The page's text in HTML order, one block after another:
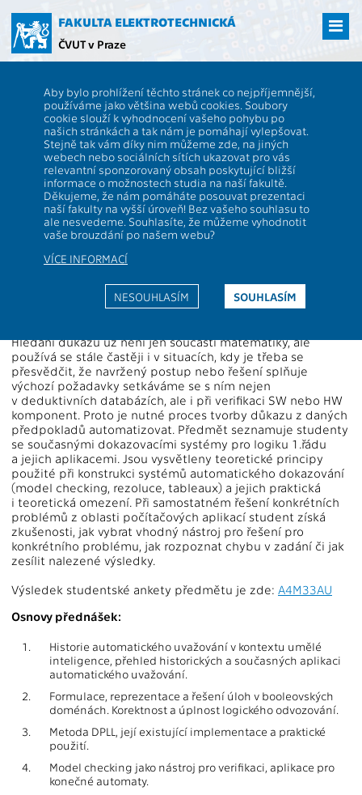
hlavní
obsah
FAKULTA ELEKTROTECHNICKÁ
ČVUT v Praze
Aby bylo prohlížení těchto stránek co nejpříjemnější,
používáme jako většina webů cookies. Soubory
cookie slouží k vyhodnocení vašeho pohybu po
našich stránkách a tak nám je pomáhají vylepšovat.
Stejně tak vám díky nim můžeme zde, na jiných
webech nebo sociálních sítích ukazovat pro vás
relevantní sponzorovaný obsah poskytující bližší
informace o možnostech studia na naší fakultě.
Děkujeme, že nám pomáháte posouvat prezentaci
naší fakulty na vyšší úroveň! Bez vašeho souhlasu to
ale nesvedeme. Souhlasíte, že můžeme vyhodnotit
vaše brouzdání po našem webu?
VÍCE INFORMACÍ
SOUHLASÍM
NESOUHLASÍM
A4M33AU
A4M33AU Automatické uvažování
Rozsah výuky:
Katedra:
13136 Jazyk výuky:
CS
Garanti:
Zakončení:
Přednášející:
Kreditů:
6
Cvičící:
Semestr: L
Webová stránka:
http://cw.felk.cvut.cz/doku.php/courses/a4m33au/start
Hledání důkazů už není jen součástí matematiky, ale
používá se stále častěji i v situacích, kdy je třeba se
přesvědčit, že navržený postup nebo řešení splňuje
výchozí požadavky setkáváme se s ním nejen
v deduktivních databázích, ale i při verifikaci SW nebo HW
komponent. Proto je nutné proces tvorby důkazu z daných
předpokladů automatizovat. Předmět seznamuje studenty
se současnými dokazovacími systémy pro logiku 1.řádu
a jejich aplikacemi. Jsou vysvětleny teoretické principy
použité při konstrukci systémů automatického dokazování
(model checking, rezoluce, tableaux) a jejich praktická
i teoretická omezení. Při samostatném řešení konkrétních
problémů z oblasti počítačových aplikací student získá
zkušenosti, jak vybrat vhodný nástroj pro řešení pro
konkrétního problému, jak rozpoznat chybu v zadání či jak
zesílit nalezené výsledky.
Výsledek studentské ankety předmětu je zde: A4M33AU
Osnovy přednášek:
1.
Historie automatického uvažování v kontextu umělé
inteligence, přehled historických a současných aplikaci
automatického uvažování.
2.
Formulace, reprezentace a řešení úloh v booleovských
doménách. Korektnost a úplnost logického odvozování.
3.
Metoda DPLL, její existující implementace a praktické
použití.
4.
Model checking jako nástroj pro verifikaci, aplikace pro
konečné automaty.